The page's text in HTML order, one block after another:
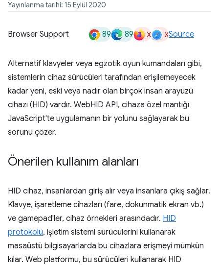
Yayınlanma tarihi: 15 Eylül 2020
Browser Support 89 89 x xSource
Alternatif klavyeler veya egzotik oyun kumandaları gibi,
sistemlerin cihaz sürücüleri tarafından erişilemeyecek
kadar yeni, eski veya nadir olan birçok insan arayüzü
cihazı (HID) vardır. WebHID API, cihaza özel mantığı
JavaScript'te uygulamanın bir yolunu sağlayarak bu
sorunu çözer.
Önerilen kullanım alanları
HID cihaz, insanlardan giriş alır veya insanlara çıkış sağlar.
Klavye, işaretleme cihazları (fare, dokunmatik ekran vb.)
ve gamepad'ler, cihaz örnekleri arasındadır. HID
protokolü, işletim sistemi sürücülerini kullanarak
masaüstü bilgisayarlarda bu cihazlara erişmeyi mümkün
kılar. Web platformu, bu sürücüleri kullanarak HID